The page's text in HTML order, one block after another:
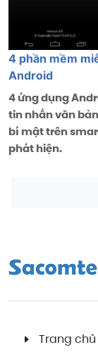
4 phần mềm
Android
4 ứng dụng
tin nhắn văn
bí mật trên
phát hiện.
Trang chủ